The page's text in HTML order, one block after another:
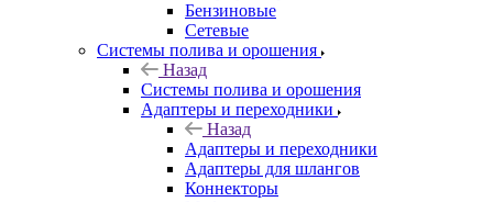
Бензиновые
Сетевые
Системы полива и орошения
Назад
Системы полива и орошения
Адаптеры и переходники
Назад
Адаптеры и переходники
Адаптеры для шлангов
Коннекторы